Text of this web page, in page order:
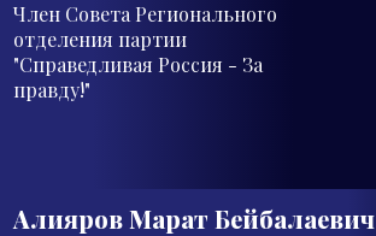
Член Совета Регионального
отделения партии
"Справедливая Россия - За
правду!"
Алияров Марат Бейбалаевич